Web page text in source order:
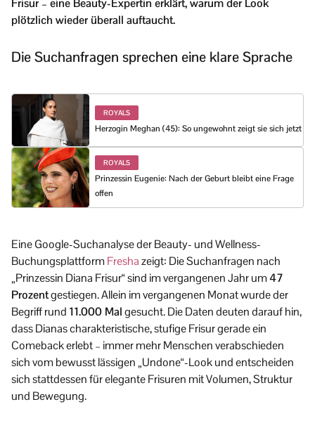
Frisur – eine Beauty-Expertin erklärt, warum der Look
plötzlich wieder überall auftaucht.
Die Suchanfragen sprechen eine klare Sprache
ROYALS
Herzogin Meghan (45): So ungewohnt zeigt sie sich jetzt
ROYALS
Prinzessin Eugenie: Nach der Geburt bleibt eine Frage
offen
Eine Google-Suchanalyse der Beauty- und Wellness-
BuchungsplattformFreshazeigt: Die Suchanfragen nach
„Prinzessin Diana Frisur“ sind im vergangenen Jahr um47
Prozentgestiegen. Allein im vergangenen Monat wurde der
Begriff rund 11.000 Malgesucht. Die Daten deuten darauf hin,
dass Dianas charakteristische, stufige Frisur gerade ein
Comeback erlebt – immer mehr Menschen verabschieden
sich vom bewusst lässigen „Undone“-Look und entscheiden
sich stattdessen für elegante Frisuren mit Volumen, Struktur
und Bewegung.